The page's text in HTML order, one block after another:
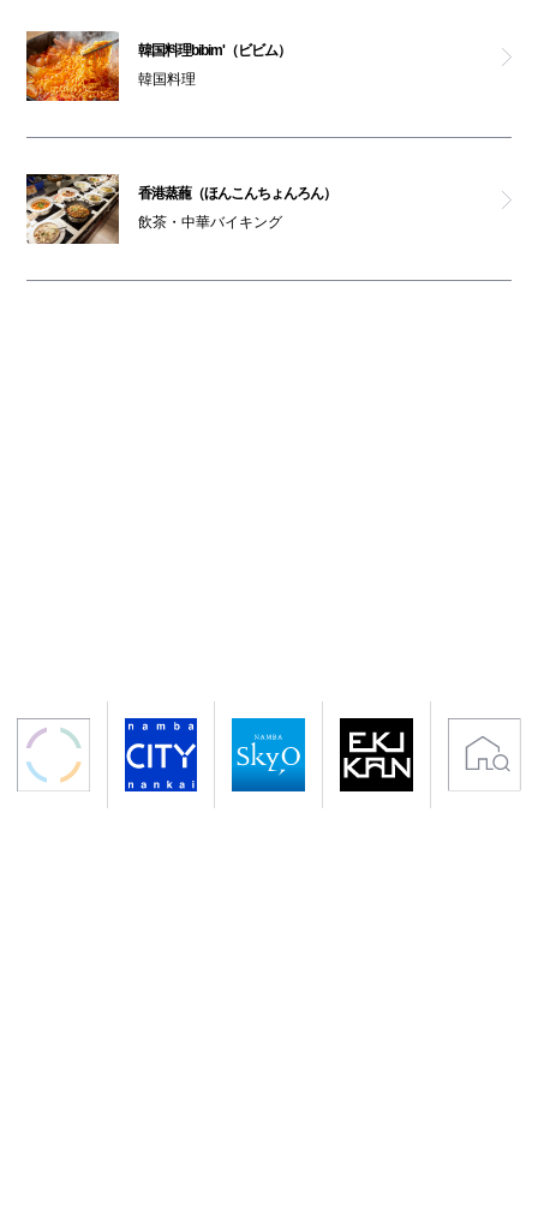
韓国料理bibim'（ビビム）
韓国料理
香港蒸蘢（ほんこんちょんろん）
飲茶・中華バイキング